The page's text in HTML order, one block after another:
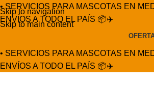
Skip to navigation
Skip to main content
• SERVICIOS PARA MASCOTAS EN
ENVÍOS A TODO EL PAÍS 📦✈️
• SERVICIOS PARA MASCOTAS EN
ENVÍOS A TODO EL PAÍS 📦✈️